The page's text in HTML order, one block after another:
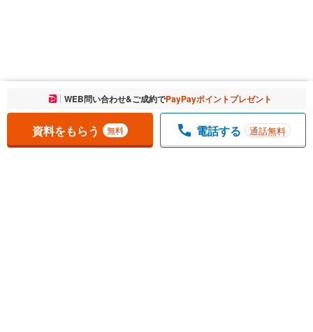
お気に入りに追加しました。 一覧を開く
WEB問い合わせ&ご成約でPayPayポイントプレゼント
資料をもらう 無料 電話する 通話無料